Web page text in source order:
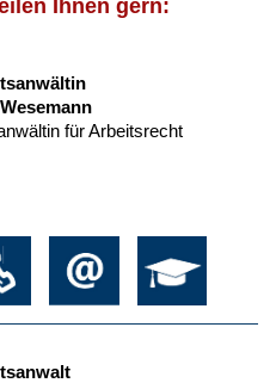
Ihnen gern:
für Arbeitsrecht